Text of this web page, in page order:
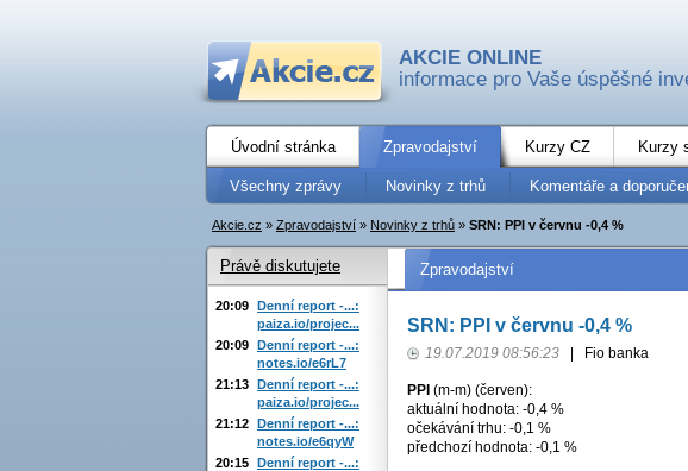
AKCIE ONLINE
informace pro Vaše úspěšné
Úvodní stránka Zpravodajství Kurzy CZ Kurzy
Všechny zprávy Novinky z trhů Komentáře a
Akcie.cz » Zpravodajství » Novinky z trhů » SRN: PPI v červnu -0,4 %
Zpravodajství
SRN: PPI v červnu -0,4 %
19.07.2019 08:56:23 Fio banka
PPI (m-m) (červen):
aktuální hodnota: -0,4 %
očekávání trhu: -0,1 %
předchozí hodnota: -0,1 %
Právě diskutujete
20:09 Denní report -...:
paiza.io/projec...
20:09 Denní report -...:
notes.io/e6rL7
21:13 Denní report -...:
paiza.io/projec...
21:12 Denní report -...:
notes.io/e6qyW
20:15 Denní report -...: